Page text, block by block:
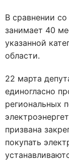
В сравнении
занимает 40
указанной
области.
22 марта
единогласно
региональных
призвана
покупать